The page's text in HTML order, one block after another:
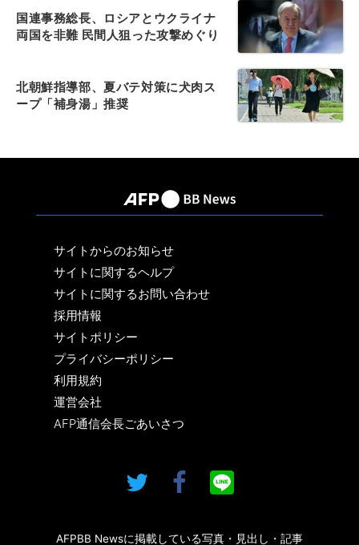
国連事務総長、ロシアとウクライナ
両国を非難 民間人狙った攻撃めぐり
北朝鮮指導部、夏バテ対策に犬肉ス
ープ「補身湯」推奨
サイトからのお知らせ
サイトに関するヘルプ
サイトに関するお問い合わせ
採用情報
サイトポリシー
プライバシーポリシー
利用規約
運営会社
AFP通信会長ごあいさつ
AFPBB Newsに掲載している写真・見出し・記事